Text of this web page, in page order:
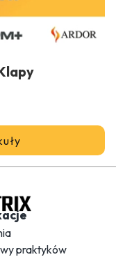
praktyków